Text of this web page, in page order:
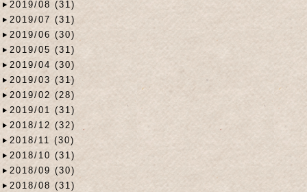
2019/08 (31)
2019/07 (31)
2019/06 (30)
2019/05 (31)
2019/04 (30)
2019/03 (31)
2019/02 (28)
2019/01 (31)
2018/12 (32)
2018/11 (30)
2018/10 (31)
2018/09 (30)
2018/08 (31)